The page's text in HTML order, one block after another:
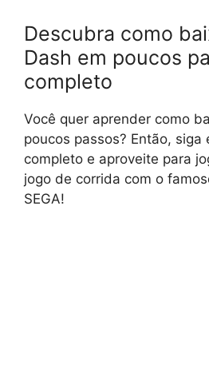
Descubra como
Dash em poucos
completo
Você quer aprender como
poucos passos? Então, siga
completo e aproveite para
jogo de corrida com o
SEGA!